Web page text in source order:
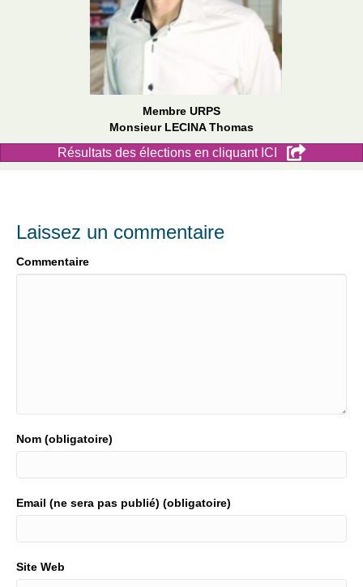
Membre URPS
Monsieur LECINA Thomas
Résultats des élections en cliquant ICI
Laissez un commentaire
Commentaire
Nom (obligatoire)
Email (ne sera pas publié) (obligatoire)
Site Web